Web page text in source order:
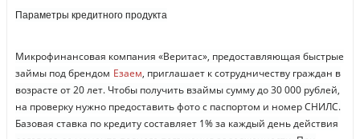
Параметры кредитного продукта
Микрофинансовая компания «Веритас», предоставляющая быстрые
займы под брендом Езаем, приглашает к сотрудничеству граждан в
возрасте от 20 лет. Чтобы получить взаймы сумму до 30 000 рублей,
на проверку нужно предоставить фото с паспортом и номер СНИЛС.
Базовая ставка по кредиту составляет 1% за каждый день действия